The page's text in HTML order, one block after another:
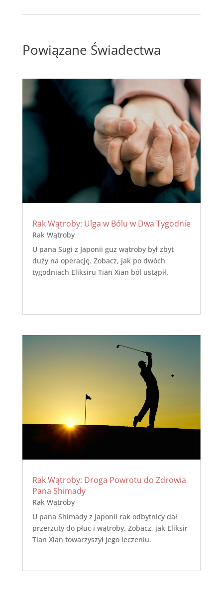
Powiązane Świadectwa
Rak Wątroby: Ulga w Bólu w Dwa Tygodnie
Rak Wątroby
U pana Sugi z Japonii guz wątroby był zbyt
duży na operację. Zobacz, jak po dwóch
tygodniach Eliksiru Tian Xian ból ustąpił.
Rak Wątroby: Droga Powrotu do Zdrowia
Pana Shimady
Rak Wątroby
U pana Shimady z Japonii rak odbytnicy dał
przerzuty do płuc i wątroby. Zobacz, jak Eliksir
Tian Xian towarzyszył jego leczeniu.